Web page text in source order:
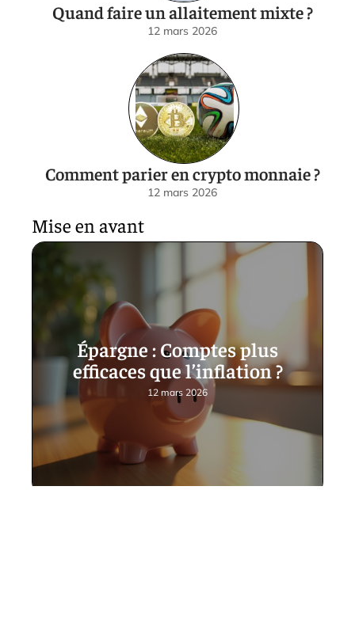
Quand faire un allaitement mixte ?
12 mars 2026
Comment parier en crypto monnaie ?
12 mars 2026
Mise en avant
Épargne : Comptes plus
efficaces que l’inflation ?
12 mars 2026